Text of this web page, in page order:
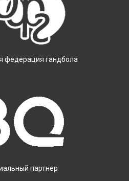
федерация гандбола
партнер